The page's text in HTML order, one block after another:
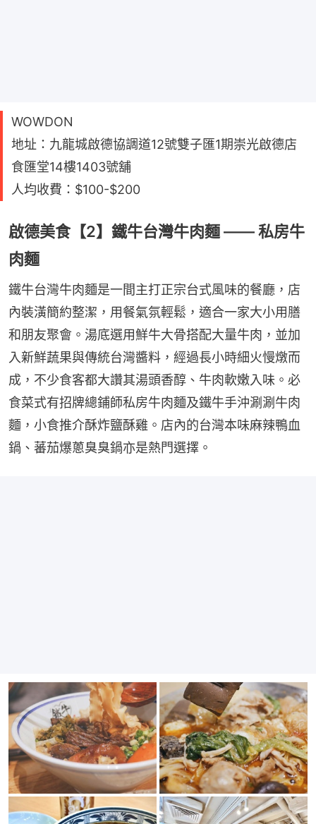
WOWDON
地址：九龍城啟德協調道12號雙子匯1期崇光啟德店
食匯堂14樓1403號舖
人均收費：$100-$200
啟德美食【2】鐵牛台灣牛肉麵 —— 私房牛
肉麵
鐵牛台灣牛肉麵是一間主打正宗台式風味的餐廳，店
內裝潢簡約整潔，用餐氣氛輕鬆，適合一家大小用膳
和朋友聚會。湯底選用鮮牛大骨搭配大量牛肉，並加
入新鮮蔬果與傳統台灣醬料，經過長小時細火慢燉而
成，不少食客都大讚其湯頭香醇、牛肉軟嫩入味。必
食菜式有招牌總鋪師私房牛肉麵及鐵牛手沖涮涮牛肉
麵，小食推介酥炸鹽酥雞。店內的台灣本味麻辣鴨血
鍋、蕃茄爆蔥臭臭鍋亦是熱門選擇。